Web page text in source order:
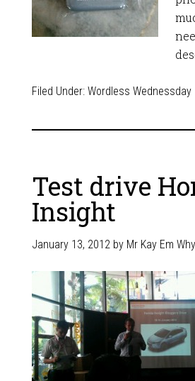
Filed Under: Wordless Wednessday
Test drive
Insight
January 13, 2012by Mr Kay Em Why